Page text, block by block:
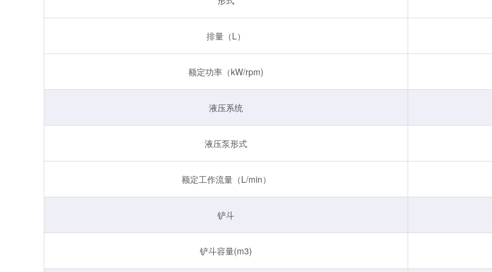
排量（L）
额定功率（kW/rpm)
液压系统
液压泵形式
额定工作流量（L/min）
铲斗
铲斗容量(m3)